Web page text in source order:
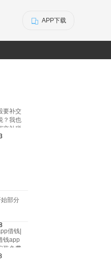
APP下载
要补交
？我也
交补税
动的电
部分
借钱|
钱app
装免费
当和电